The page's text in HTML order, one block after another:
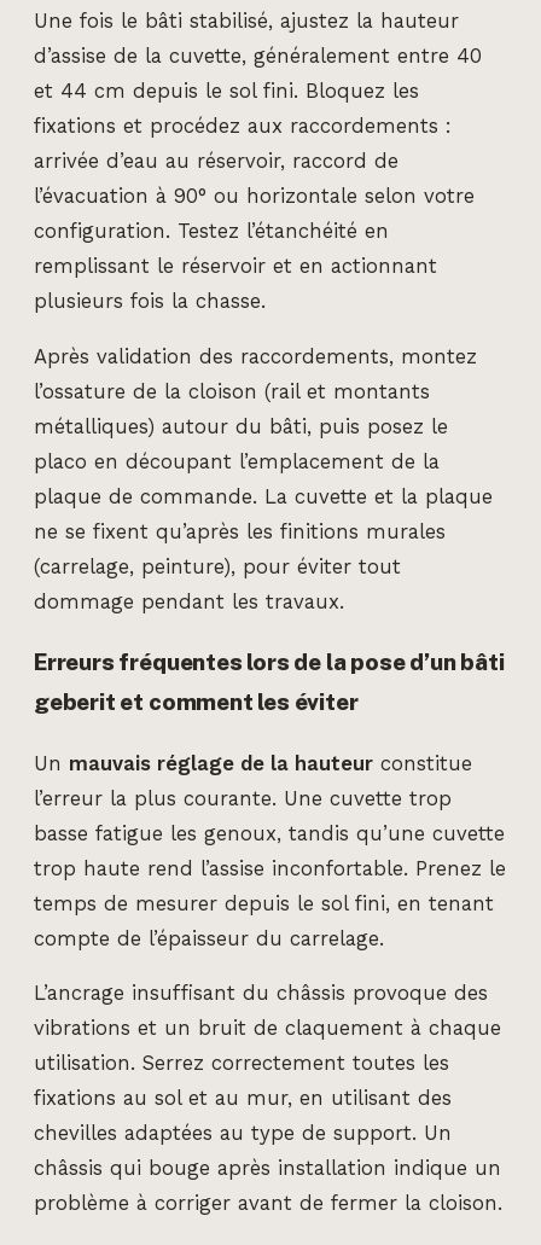
Une fois le bâti stabilisé, ajustez la hauteur
d’assise de la cuvette, généralement entre 40
et 44 cm depuis le sol fini. Bloquez les
fixations et procédez aux raccordements :
arrivée d’eau au réservoir, raccord de
l’évacuation à 90° ou horizontale selon votre
configuration. Testez l’étanchéité en
remplissant le réservoir et en actionnant
plusieurs fois la chasse.
Après validation des raccordements, montez
l’ossature de la cloison (rail et montants
métalliques) autour du bâti, puis posez le
placo en découpant l’emplacement de la
plaque de commande. La cuvette et la plaque
ne se fixent qu’après les finitions murales
(carrelage, peinture), pour éviter tout
dommage pendant les travaux.
Erreurs fréquentes lors de la pose d’un bâti
geberit et comment les éviter
Un mauvais réglage de la hauteur constitue
l’erreur la plus courante. Une cuvette trop
basse fatigue les genoux, tandis qu’une cuvette
trop haute rend l’assise inconfortable. Prenez le
temps de mesurer depuis le sol fini, en tenant
compte de l’épaisseur du carrelage.
L’ancrage insuffisant du châssis provoque des
vibrations et un bruit de claquement à chaque
utilisation. Serrez correctement toutes les
fixations au sol et au mur, en utilisant des
chevilles adaptées au type de support. Un
châssis qui bouge après installation indique un
problème à corriger avant de fermer la cloison.